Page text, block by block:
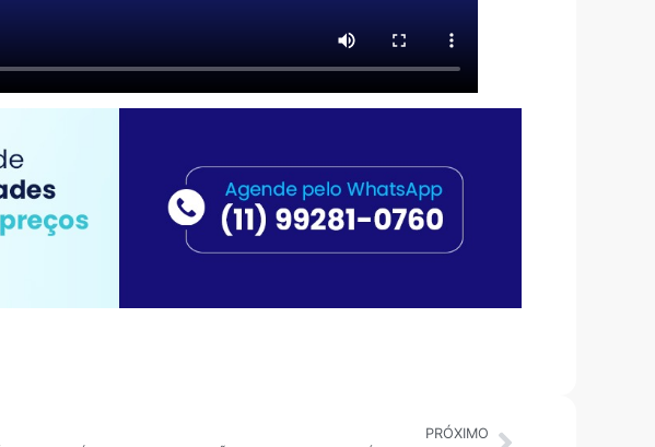
PRÓXIMO